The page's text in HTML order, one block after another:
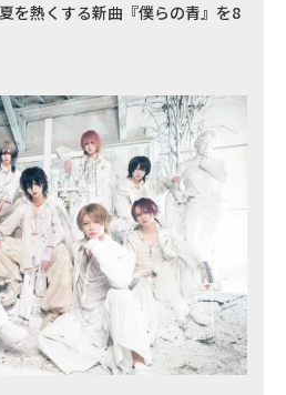
を熱くする新曲『僕らの青』を8